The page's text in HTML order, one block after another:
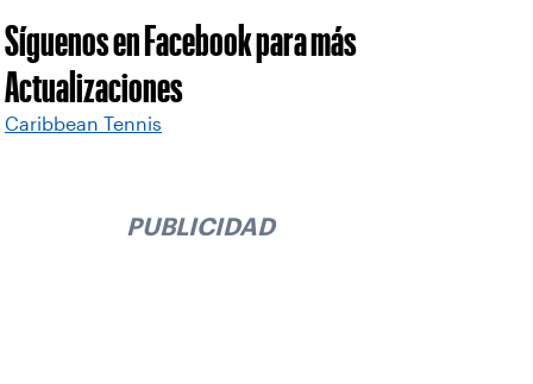
Síguenos en Facebook para más
Actualizaciones
Caribbean Tennis
PUBLICIDAD